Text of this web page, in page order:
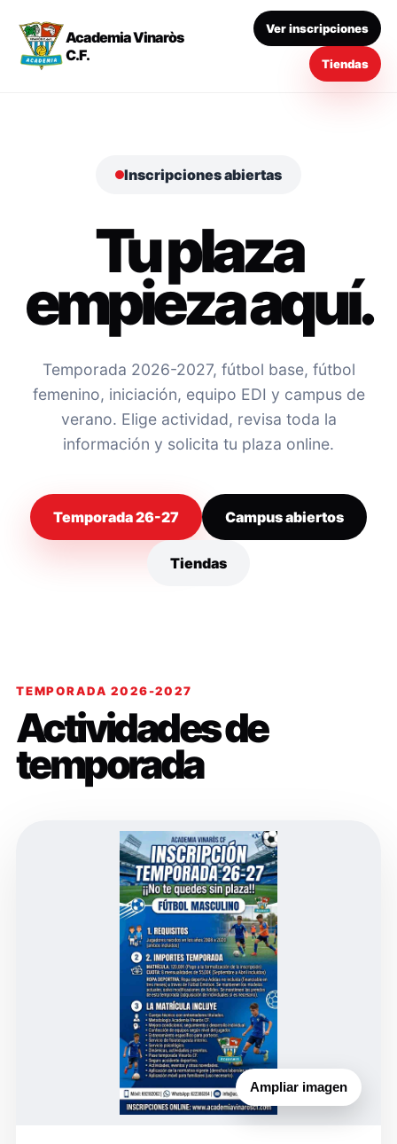
Academia Vinaròs
C.F.
Ver inscripciones
Tiendas
Inscripciones abiertas
Tu plaza
empieza aquí.
Temporada 2026-2027, fútbol base, fútbol
femenino, iniciación, equipo EDI y campus de
verano. Elige actividad, revisa toda la
información y solicita tu plaza online.
Temporada 26-27 Campus abiertos
Tiendas
TEMPORADA 2026-2027
Actividades de
temporada
Ampliar imagen